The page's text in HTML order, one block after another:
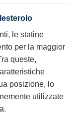
le statine
per la maggior
queste,
posizione, lo
utilizzate